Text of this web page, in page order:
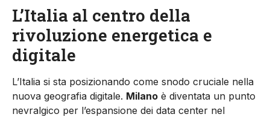
L’Italia al centro della
rivoluzione energetica e
digitale
L’Italia si sta posizionando come snodo cruciale nella
nuova geografia digitale. Milano è diventata un punto
nevralgico per l’espansione dei data center nel